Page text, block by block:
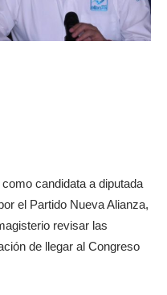
candidata a diputada
el Partido Nueva Alianza,
revisar las
de llegar al Congreso